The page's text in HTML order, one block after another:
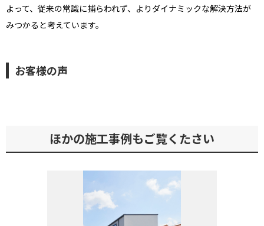
よって、従来の常識に捕らわれず、よりダイナミックな解決方法が
みつかると考えています。
お客様の声
ほかの施工事例もご覧くたさい